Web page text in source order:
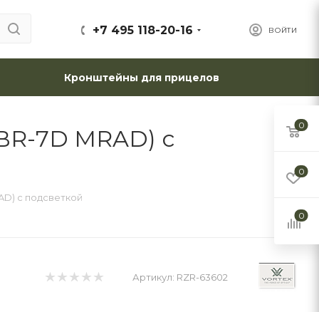
ВОЙТИ
+7 495 118-20-16
Кронштейны для прицелов
7D MRAD) с
с подсветкой
Артикул: RZR-63602
0
0
0